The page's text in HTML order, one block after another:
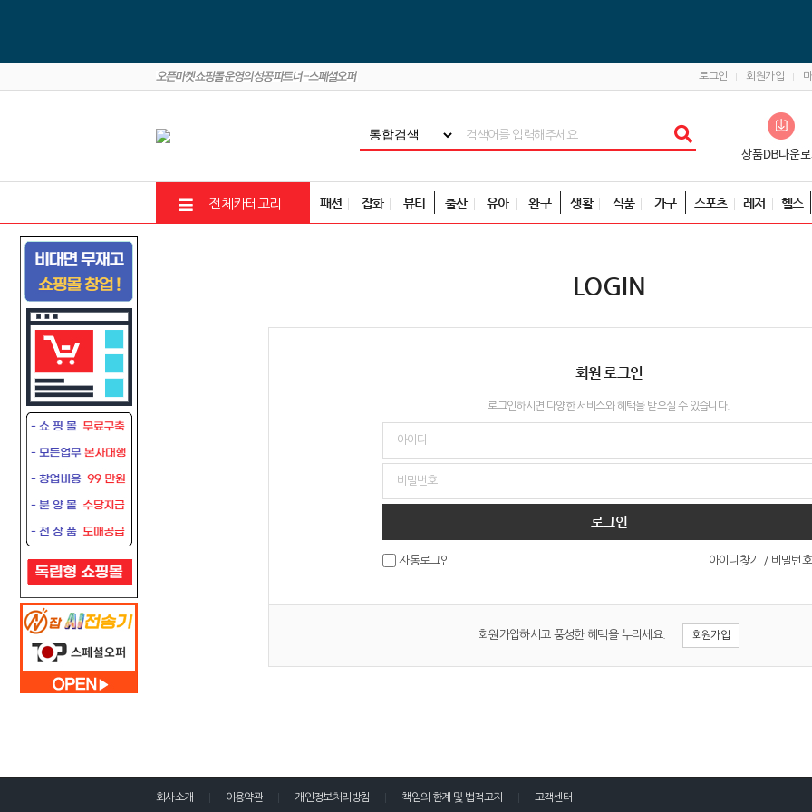
로그인 회원가입
전체카테고리 패션 잡화 뷰티 출산 유아 완구 생활 식품 가구 스포츠 레저 헬스
LOGIN
회원 로그인
로그인하시면 다양한 서비스와 혜택을 받으실 수 있습니다.
로그인
자동로그인 아이디찾기 / 비밀번
회원가입하시고 풍성한 혜택을 누리세요. 회원가입
회사소개 이용약관 개인정보처리방침 책임의 한계 및 법적고지 고객센터